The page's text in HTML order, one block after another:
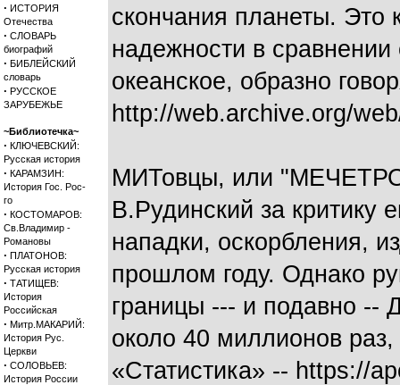
· ИСТОРИЯ
Отечества
· СЛОВАРЬ
биографий
· БИБЛЕЙСКИЙ
словарь
· РУССКОЕ
ЗАРУБЕЖЬЕ
~Библиотечка~
· КЛЮЧЕВСКИЙ:
Русская история
· КАРАМЗИН:
История Гос. Рос-
го
· КОСТОМАРОВ:
Св.Владимир -
Романовы
· ПЛАТОНОВ:
Русская история
· ТАТИЩЕВ:
История
Российская
· Митр.МАКАРИЙ:
История Рус.
Церкви
· СОЛОВЬЕВ:
История России
скончания планеты. Это
надежности в
океанское, образно
http://web.archive.org/
МИТовцы, или
В.Рудинский за критику
нападки, оскорбления,
прошлом году. Однако
границы --- и подавно
около 40 миллионов
«Статистика» -- https://